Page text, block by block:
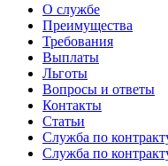
О службе
Преимущества
Требования
Выплаты
Льготы
Вопросы и ответы
Контакты
Статьи
Служба по
Служба по